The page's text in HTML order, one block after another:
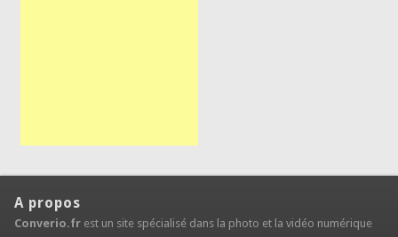
A propos
Converio.frest un site spécialisé dans la photo et la vidéo numérique